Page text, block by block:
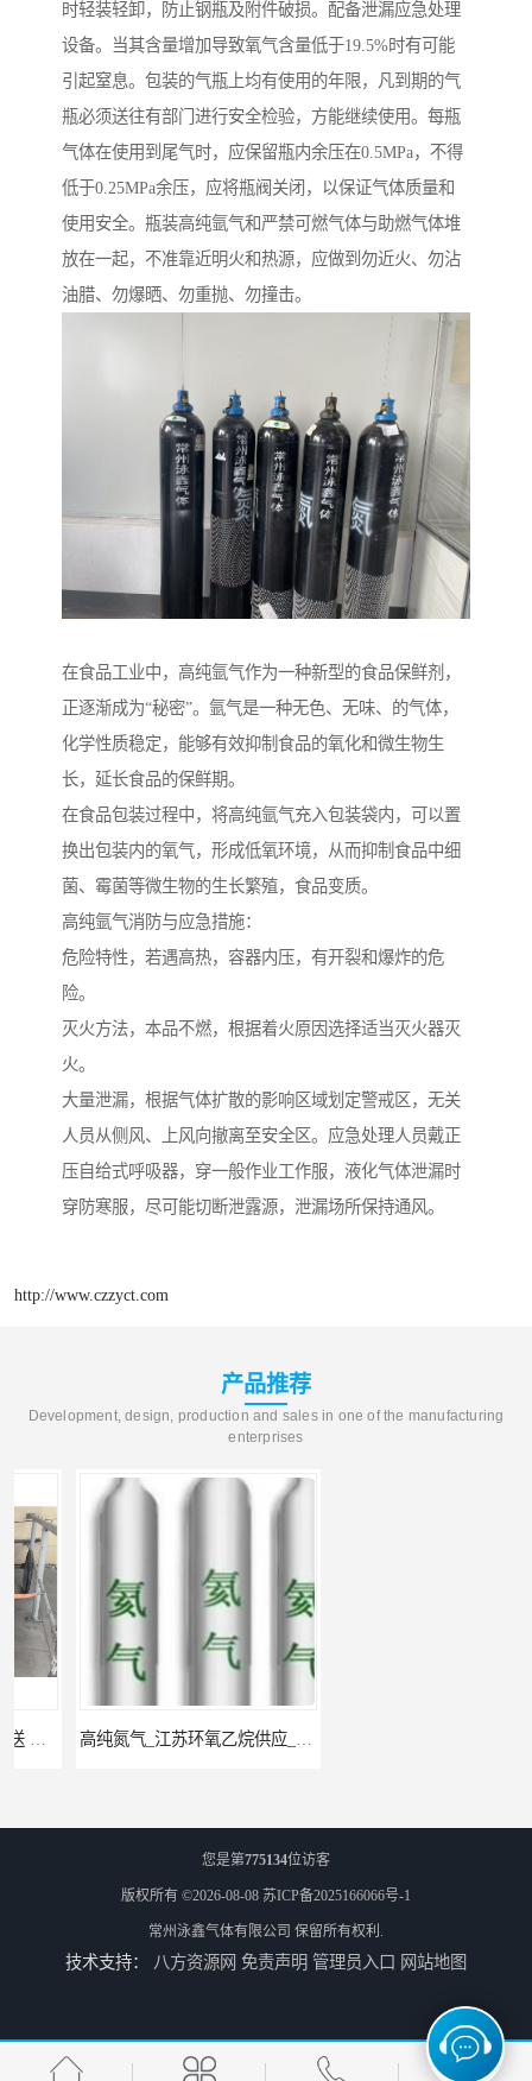
时轻装轻卸，防止钢瓶及附件破损。配备泄漏应急处理
设备。当其含量增加导致氧气含量低于19.5%时有可能
引起窒息。包装的气瓶上均有使用的年限，凡到期的气
瓶必须送往有部门进行安全检验，方能继续使用。每瓶
气体在使用到尾气时，应保留瓶内余压在0.5MPa，不得
低于0.25MPa余压，应将瓶阀关闭，以保证气体质量和
使用安全。瓶装高纯氩气和严禁可燃气体与助燃气体堆
放在一起，不准靠近明火和热源，应做到勿近火、勿沾
油腊、勿爆晒、勿重抛、勿撞击。
在食品工业中，高纯氩气作为一种新型的食品保鲜剂，
正逐渐成为“秘密”。氩气是一种无色、无味、的气体，
化学性质稳定，能够有效抑制食品的氧化和微生物生
长，延长食品的保鲜期。
在食品包装过程中，将高纯氩气充入包装袋内，可以置
换出包装内的氧气，形成低氧环境，从而抑制食品中细
菌、霉菌等微生物的生长繁殖，食品变质。
高纯氩气消防与应急措施：
危险特性，若遇高热，容器内压，有开裂和爆炸的危
险。
灭火方法，本品不燃，根据着火原因选择适当灭火器灭
火。
大量泄漏，根据气体扩散的影响区域划定警戒区，无关
人员从侧风、上风向撤离至安全区。应急处理人员戴正
压自给式呼吸器，穿一般作业工作服，液化气体泄漏时
穿防寒服，尽可能切断泄露源，泄漏场所保持通风。
http://www.czzyct.com
产品推荐
Development, design, production and sales in one of the manufacturing
enterprises
高纯氮气_江苏环氧乙烷供应_泳鑫气体
工业气体_无锡环氧乙烷供应_泳鑫气体 江苏环氧乙烷配送_工业气体
您是第775134位访客
版权所有 ©2026-08-08 苏ICP备2025166066号-1
常州泳鑫气体有限公司 保留所有权利.
技术支持： 八方资源网 免责声明 管理员入口 网站地图